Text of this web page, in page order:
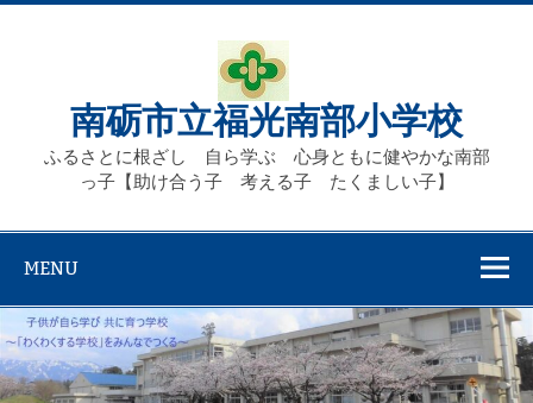
Skip
南砺市立福光南部小学校
ふるさとに根ざし 自ら学ぶ 心身ともに健やかな南部
っ子【助け合う子 考える子 たくましい子】
MENU